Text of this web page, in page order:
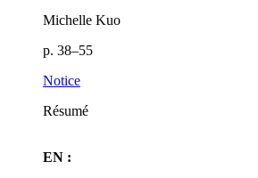
Michelle Kuo
p. 38–55
Notice
Résumé
EN :